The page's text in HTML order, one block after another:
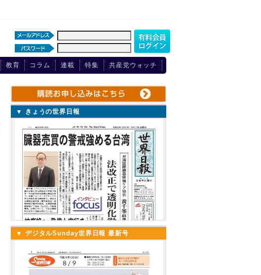
教育 コラム 連載 特集 共産党ウォッチ
▼ きょうの世界日報
▼ デジタルSunday世界日報 最新号